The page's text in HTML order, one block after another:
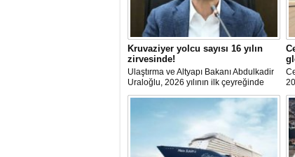
Kruvaziyer yolcu sayısı 16 yılın
zirvesinde!
Ulaştırma ve Altyapı Bakanı Abdulkadir
Uraloğlu, 2026 yılının ilk çeyreğinde
limanlara gelen kruvaziyer gemi
sayısının 56, kruvaziyer yolcu sayısının
ise 93 bin 787 olduğunu belirtti.